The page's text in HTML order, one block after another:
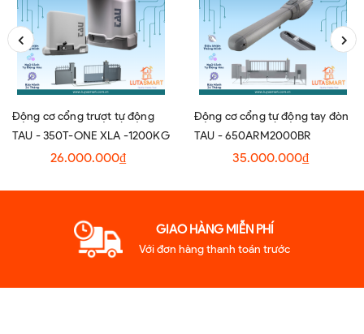
Động cơ cổng trượt tự động
TAU - 350T-ONE XLA -1200KG
26.000.000₫
Động cơ cổng tự động tay đòn
TAU - 650ARM2000BR
35.000.000₫
GIAO HÀNG MIỄN PHÍ
Với đơn hàng thanh toán trước